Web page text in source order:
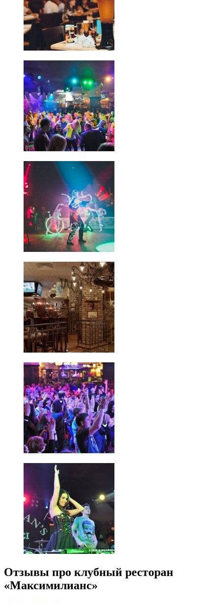
Отзывы про клубный ресторан
«Максимилианс»